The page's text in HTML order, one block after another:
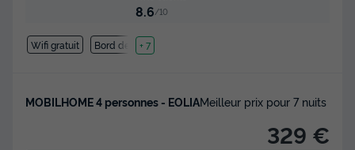
8.6/10
Wifi gratuit Bord de mer
+ 7
MOBILHOME 4 personnes - EOLIAMeilleur prix pour 7 nuits
329 €